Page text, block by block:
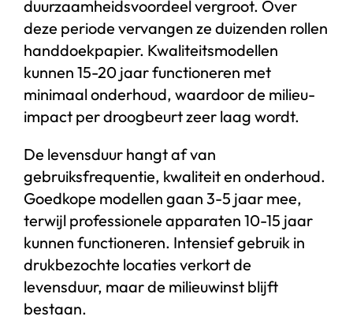
duurzaamheidsvoordeel vergroot. Over
deze periode vervangen ze duizenden rollen
handdoekpapier. Kwaliteitsmodellen
kunnen 15-20 jaar functioneren met
minimaal onderhoud, waardoor de milieu-
impact per droogbeurt zeer laag wordt.
De levensduur hangt af van
gebruiksfrequentie, kwaliteit en onderhoud.
Goedkope modellen gaan 3-5 jaar mee,
terwijl professionele apparaten 10-15 jaar
kunnen functioneren. Intensief gebruik in
drukbezochte locaties verkort de
levensduur, maar de milieuwinst blijft
bestaan.